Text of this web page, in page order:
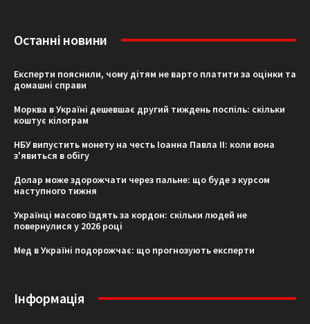
Останні новини
Експерти пояснили, чому дітям не варто платити за оцінки та
домашні справи
Морква в Україні дешевшає другий тиждень поспіль: скільки
коштує кілограм
НБУ випустить монету на честь Іоанна Павла II: коли вона
з'явиться в обігу
Долар може здорожчати через пальне: що буде з курсом
наступного тижня
Українці масово їздять за кордон: скільки людей не
повернулися у 2026 році
Мед в Україні подорожчає: що прогнозують експерти
Інформація